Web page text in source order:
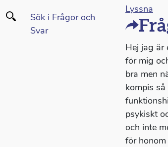
Sök i Frågor och
Svar
Lyssna
Hej jag är
för mig
bra men
kompis
psykiskt
och inte
för